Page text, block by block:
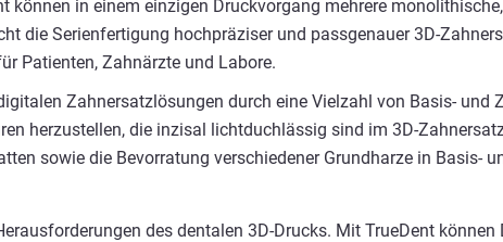
können in einem einzigen Druckvorgang mehrere
die Serienfertigung hochpräziser und passgenauer 3D-
Patienten, Zahnärzte und Labore.
Zahnersatzlösungen durch eine Vielzahl von Basis- und
herzustellen, die inzisal lichtduchlässig sind im 3D-
sowie die Bevorratung verschiedener Grundharze in Basis-
des dentalen 3D-Drucks. Mit TrueDent können